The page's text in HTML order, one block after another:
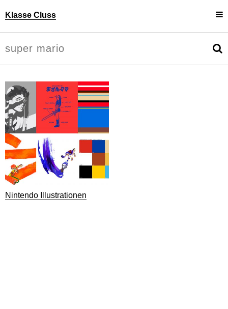
Klasse Cluss
Personen
Projekte
Uli Cluss
Information
Nintendo Illustrationen